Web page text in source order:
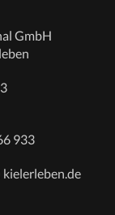
GmbH
933